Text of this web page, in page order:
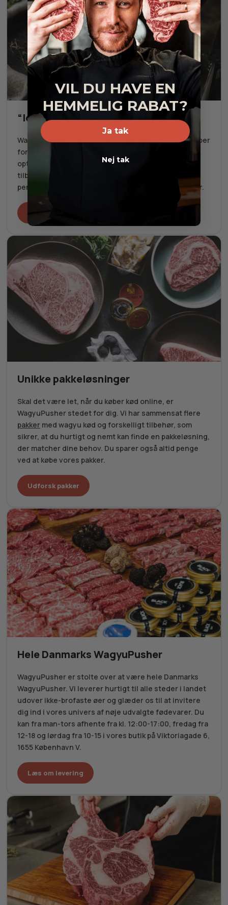
“Idiotsikre” tilberedningsvideoer
WagyuPusher har lavet udførlige tilberedningsvideoer
for vores produkter, så vi sikrer os, at du får den
optimale oplevelse ud af dit køb. Vores
tilberedningsvideoer sikrer, at alle kan stege den
perfekte wagyu-bøf! Se mere og hent inspiration her.
Unikke pakkeløsninger
Skal det være let, når du køber kød online, er
WagyuPusher stedet for dig. Vi har sammensat flere
pakker med wagyu kød og forskelligt tilbehør, som
sikrer, at du hurtigt og nemt kan finde en pakkeløsning,
der matcher dine behov. Du sparer også altid penge
ved at købe vores pakker.
Udforsk pakker
Hele Danmarks WagyuPusher
WagyuPusher er stolte over at være hele Danmarks
WagyuPusher. Vi leverer hurtigt til alle steder i landet
udover ikke-brofaste øer og glæder os til at invitere
dig ind i vores univers af nøje udvalgte fødevarer. Du
kan fra man-tors afhente fra kl. 12:00-17:00, fredag fra
12-18 og lørdag fra 10-15 i vores butik på Viktoriagade 6,
1655 København V.
Læs om levering
VIL DU HAVE EN
HEMMELIG RABAT?
Ja tak
Nej tak